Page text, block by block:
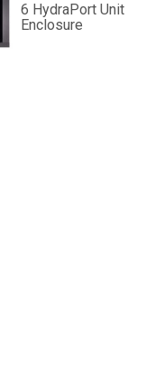
6 HydraPort Unit
Enclosure